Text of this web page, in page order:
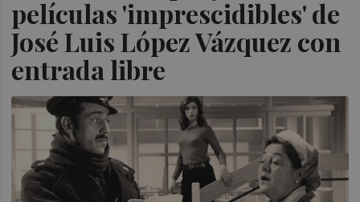
películas 'imprescidibles' de
José Luis López Vázquez con
entrada libre